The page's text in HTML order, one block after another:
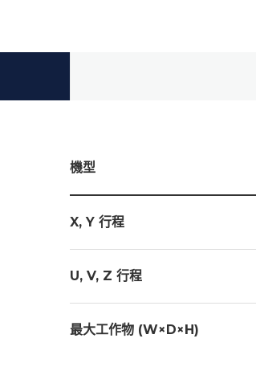
機型
X, Y 行程
U, V, Z 行程
最大工作物 (W×D×H)
過濾紙網 X2個
離子交換樹脂 (3包X5公升)